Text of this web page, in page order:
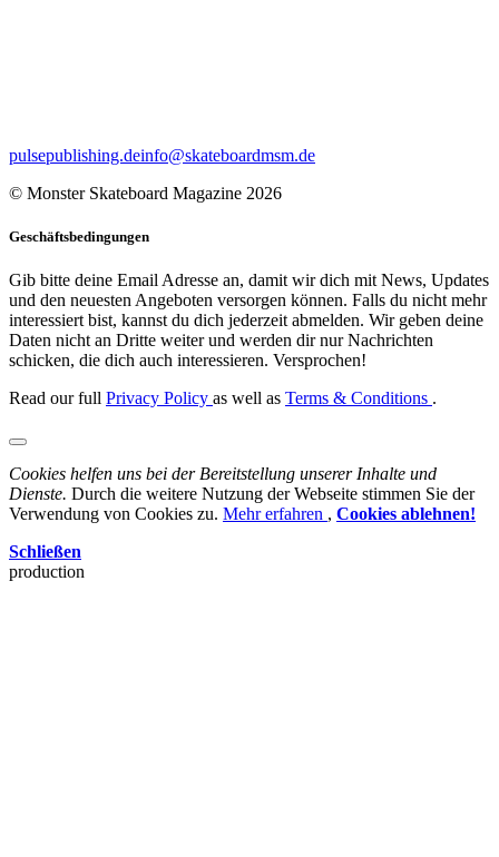
pulsepublishing.deinfo@skateboardmsm.de
© Monster Skateboard Magazine 2026
Geschäftsbedingungen
Gib bitte deine Email Adresse an, damit wir dich mit News, Updates
und den neuesten Angeboten versorgen können. Falls du nicht mehr
interessiert bist, kannst du dich jederzeit abmelden. Wir geben deine
Daten nicht an Dritte weiter und werden dir nur Nachrichten
schicken, die dich auch interessieren. Versprochen!
Read our full Privacy Policy as well as Terms & Conditions .
Cookies helfen uns bei der Bereitstellung unserer Inhalte und
Dienste. Durch die weitere Nutzung der Webseite stimmen Sie der
Verwendung von Cookies zu. Mehr erfahren , Cookies ablehnen!
Schließen
production